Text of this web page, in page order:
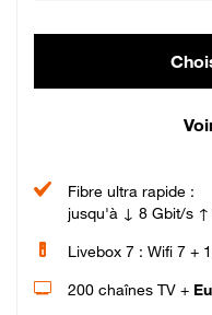
Fibre ultra rapide :
jusqu'à ↓ 8 Gbit/s
Livebox 7 : Wifi 7 +
200 chaînes TV +